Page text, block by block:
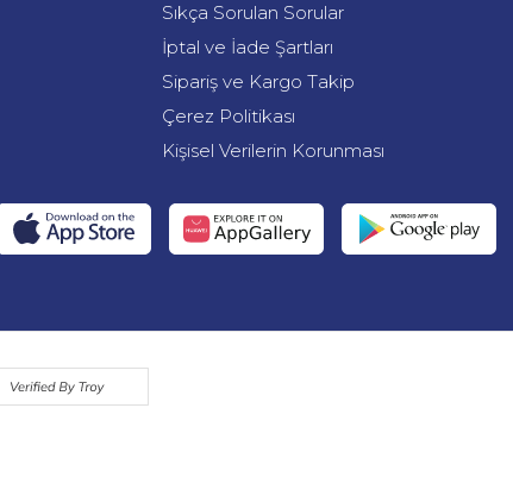
Sıkça Sorulan Sorular
İptal ve İade Şartları
Sipariş ve Kargo Takip
Çerez Politikası
Kişisel Verilerin Korunması